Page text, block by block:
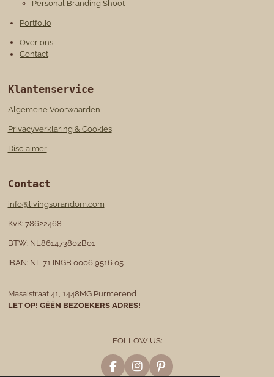
Personal Branding Shoot
Portfolio
Over ons
Contact
Klantenservice
Algemene Voorwaarden
Privacyverklaring & Cookies
Disclaimer
Contact
info@livingsorandom.com
KvK: 78622468
BTW: NL861473802B01
IBAN: NL 71 INGB 0006 9516 05
Masaistraat 41, 1448MG Purmerend
LET OP! GÉÉN BEZOEKERS ADRES!
FOLLOW US:
F
I
P